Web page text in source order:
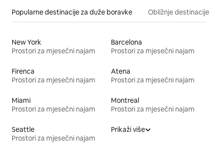
Popularne destinacije za duže boravke Obližnje destinacije
New York
Prostori za mjesečni najam
Barcelona
Prostori za mjesečni najam
Firenca
Prostori za mjesečni najam
Atena
Prostori za mjesečni najam
Miami
Prostori za mjesečni najam
Montreal
Prostori za mjesečni najam
Seattle
Prostori za mjesečni najam
Prikaži više